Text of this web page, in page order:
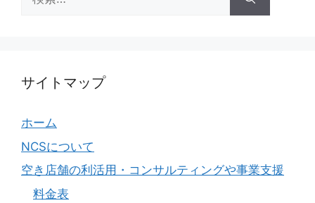
索:
サイトマップ
ホーム
NCSについて
空き店舗の利活用・コンサルティングや事業支援
料金表